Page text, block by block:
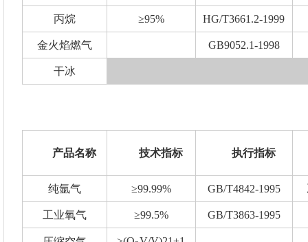
丙烷 ≥95% HG/T3661.2-1999
金火焰燃气 GB9052.1-1998
干冰
产品名称 技术指标 执行指标
纯氩气 ≥99.99% GB/T4842-1995
工业氧气 ≥99.5% GB/T3863-1995